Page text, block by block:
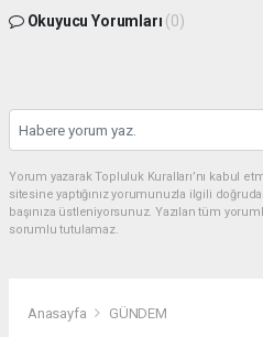
Okuyucu Yorumları (0)
Yorum yazarak Topluluk Kuralları’nı kabul
sitesine yaptığınız yorumunuzla ilgili
başınıza üstleniyorsunuz. Yazılan tüm
sorumlu tutulamaz.
Anasayfa GÜNDEM